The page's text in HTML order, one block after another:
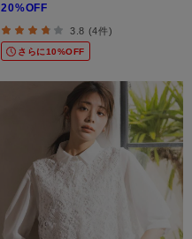
20%OFF
3.8 (4件)
さらに10%OFF